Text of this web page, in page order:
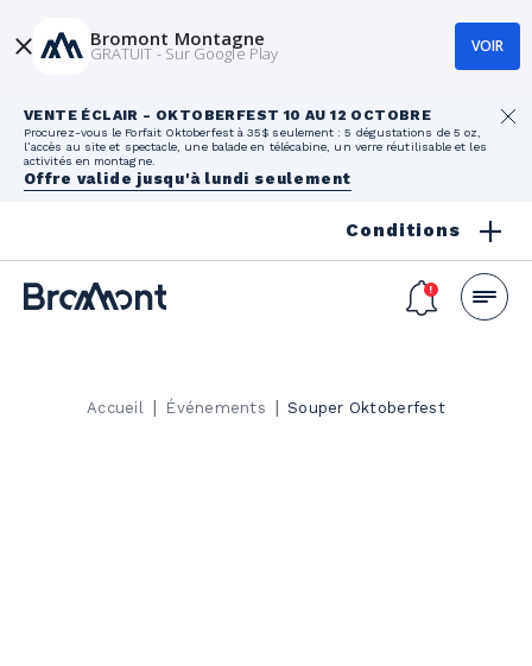
VENTE ÉCLAIR - OKTOBERFEST 10 AU 12 OCTOBRE
Procurez-vous le Forfait Oktoberfest à 35$ seulement : 5 dégustations de 5 oz,
l’accès au site et spectacle, une balade en télécabine, un verre réutilisable et les
activités en montagne.
Offre valide jusqu'à lundi seulement
Conditions
Accueil | Événements | Souper Oktoberfest
Bromont Montagne
GRATUIT - Sur Google Play VOIR